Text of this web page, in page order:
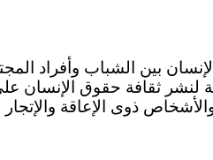
بين الشباب وأفراد
لنشر ثقافة حقوق
ذوى الإعاقة والإتجار